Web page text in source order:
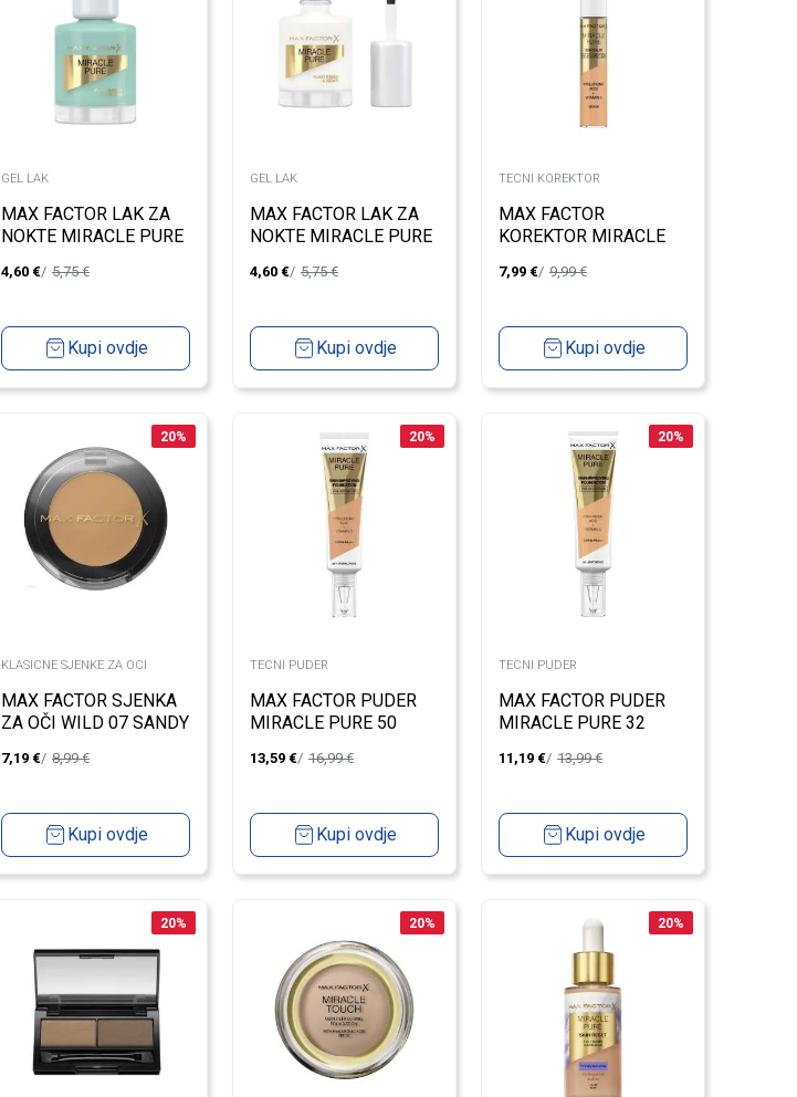
GEL LAK
MAX FACTOR LAK ZA
NOKTE MIRACLE PURE
4,60 € 5,75€
Kupi ovdje
GEL LAK
MAX FACTOR LAK ZA
NOKTE MIRACLE PURE
4,60 € 5,75€
Kupi ovdje
TECNI KOREKTOR
MAX FACTOR
KOREKTOR MIRACLE
7,99 € 9,99€
Kupi ovdje
20%
KLASICNE SJENKE ZA OCI
MAX FACTOR SJENKA
ZA OČI WILD 07 SANDY
7,19 € 8,99€
Kupi ovdje
20%
TECNI PUDER
MAX FACTOR PUDER
MIRACLE PURE 50
13,59 € 16,99€
Kupi ovdje
20%
TECNI PUDER
MAX FACTOR PUDER
MIRACLE PURE 32
11,19 € 13,99€
Kupi ovdje
20% 20% 20%